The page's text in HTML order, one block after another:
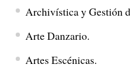
Archivística y Gestión
Arte Danzario.
Artes Escénicas.